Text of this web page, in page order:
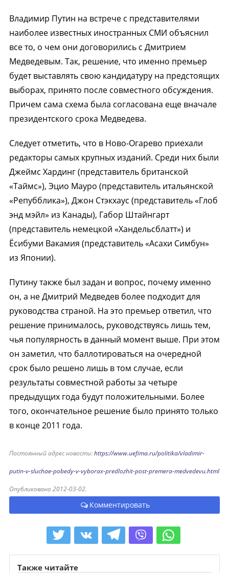
Владимир Путин на встрече с представителями
наиболее известных иностранных СМИ объяснил
все то, о чем они договорились с Дмитрием
Медведевым. Так, решение, что именно премьер
будет выставлять свою кандидатуру на предстоящих
выборах, принято после совместного обсуждения.
Причем сама схема была согласована еще вначале
президентского срока Медведева.
Следует отметить, что в Ново-Огарево приехали
редакторы самых крупных изданий. Среди них были
Джеймс Хардинг (представитель британской
«Таймс»), Эцио Мауро (представитель итальянской
«Репубблика»), Джон Стэкхаус (представитель «Глоб
энд мэйл» из Канады), Габор Штайнгарт
(представитель немецкой «Хандельсблатт») и
Ёсибуми Вакамия (представитель «Асахи Симбун»
из Японии).
Путину также был задан и вопрос, почему именно
он, а не Дмитрий Медведев более подходит для
руководства страной. На это премьер ответил, что
решение принималось, руководствуясь лишь тем,
чья популярность в данный момент выше. При этом
он заметил, что баллотироваться на очередной
срок было решено лишь в том случае, если
результаты совместной работы за четыре
предыдущих года будут положительными. Более
того, окончательное решение было принято только
в конце 2011 года.
Постоянный адрес новости:https://www.uefima.ru/politika/vladimir-
putin-v-sluchae-pobedy-v-vyborax-predlozhit-post-premera-medvedevu.html
Опубликовано 2012-03-02.
Комментировать
Также читайте